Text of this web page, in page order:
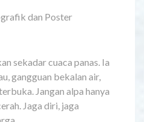
dan Poster
sekadar cuaca panas. Ia
gangguan bekalan air,
Jangan alpa hanya
Jaga diri, jaga